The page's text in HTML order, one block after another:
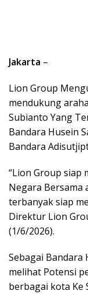
Jakarta –
Lion Group
mendukung
Subianto Yang
Bandara Husein
Bandara
“Lion Group siap
Negara Bersama
terbanyak siap
Direktur Lion
(1/6/2026).
Sebagai Bandara
melihat Potensi
berbagai kota Ke